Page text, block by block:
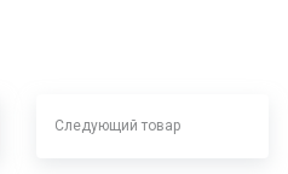
Следующий товар